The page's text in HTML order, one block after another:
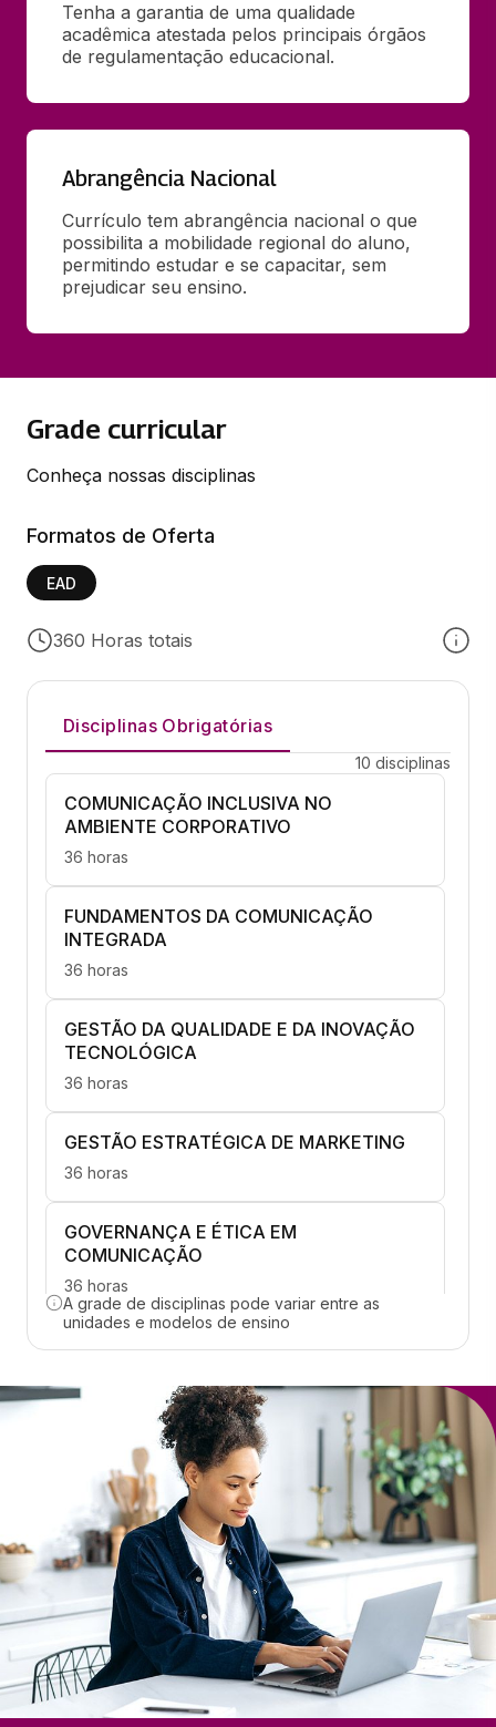
Tenha a garantia de uma qualidade
acadêmica atestada pelos principais órgãos
de regulamentação educacional.
Abrangência Nacional
Currículo tem abrangência nacional o que
possibilita a mobilidade regional do aluno,
permitindo estudar e se capacitar, sem
prejudicar seu ensino.
Grade curricular
Conheça nossas disciplinas
Formatos de Oferta
EAD
360 Horas totais
Disciplinas Obrigatórias
10 disciplinas
COMUNICAÇÃO INCLUSIVA NO
AMBIENTE CORPORATIVO
36 horas
FUNDAMENTOS DA COMUNICAÇÃO
INTEGRADA
36 horas
GESTÃO DA QUALIDADE E DA INOVAÇÃO
TECNOLÓGICA
36 horas
GESTÃO ESTRATÉGICA DE MARKETING
36 horas
GOVERNANÇA E ÉTICA EM
COMUNICAÇÃO
36 horas
COMPORTAMENTO DO CONSUMIDOR E
36 horas
DESENVOLVIMENTO PESSOAL,
CARREIRA, EMPREGABILIDADE
36 horas
E-BRANDING
36 horas
GESTÃO DA CULTURA E DO CLIMA
ORGANIZACIONAL
36 horas
A grade de disciplinas pode variar entre as
unidades e modelos de ensino